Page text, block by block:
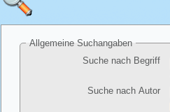
Allgemeine Suchangaben
Suche nach Begriff
Suche nach Autor